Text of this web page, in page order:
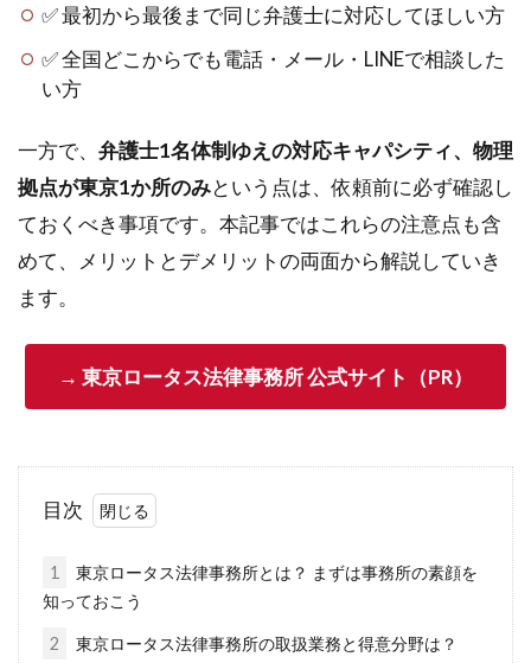
✅ 最初から最後まで同じ弁護士に対応してほしい方
✅ 全国どこからでも電話・メール・LINEで相談した
い方
一方で、 弁護士1名体制ゆえの対応キャパシティ、物理
拠点が東京1か所のみという点は、依頼前に必ず確認し
ておくべき事項です。本記事ではこれらの注意点も含
めて、メリットとデメリットの両面から解説していき
ます。
→ 東京ロータス法律事務所 公式サイト（PR）
目次
1
東京ロータス法律事務所とは？ まずは事務所の素顔を
知っておこう
2 東京ロータス法律事務所の取扱業務と得意分野は？